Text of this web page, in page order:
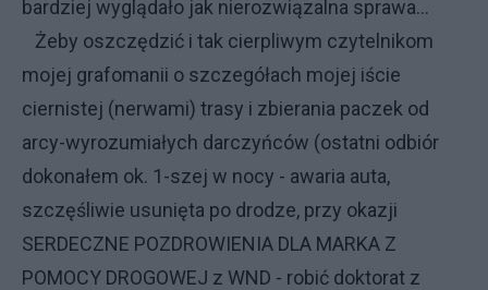
bardziej wyglądało jak nierozwiązalna sprawa...
Żeby oszczędzić i tak cierpliwym czytelnikom
mojej grafomanii o szczegółach mojej iście
ciernistej (nerwami) trasy i zbierania paczek od
arcy-wyrozumiałych darczyńców (ostatni odbiór
dokonałem ok. 1-szej w nocy - awaria auta,
szczęśliwie usunięta po drodze, przy okazji
SERDECZNE POZDROWIENIA DLA MARKA Z
POMOCY DROGOWEJ z WND - robić doktorat z